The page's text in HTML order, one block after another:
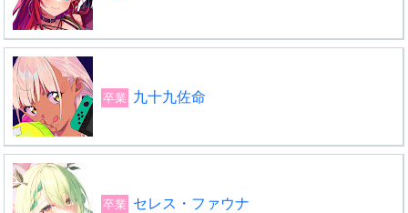
卒業 九十九佐命
卒業 セレス・ファウナ